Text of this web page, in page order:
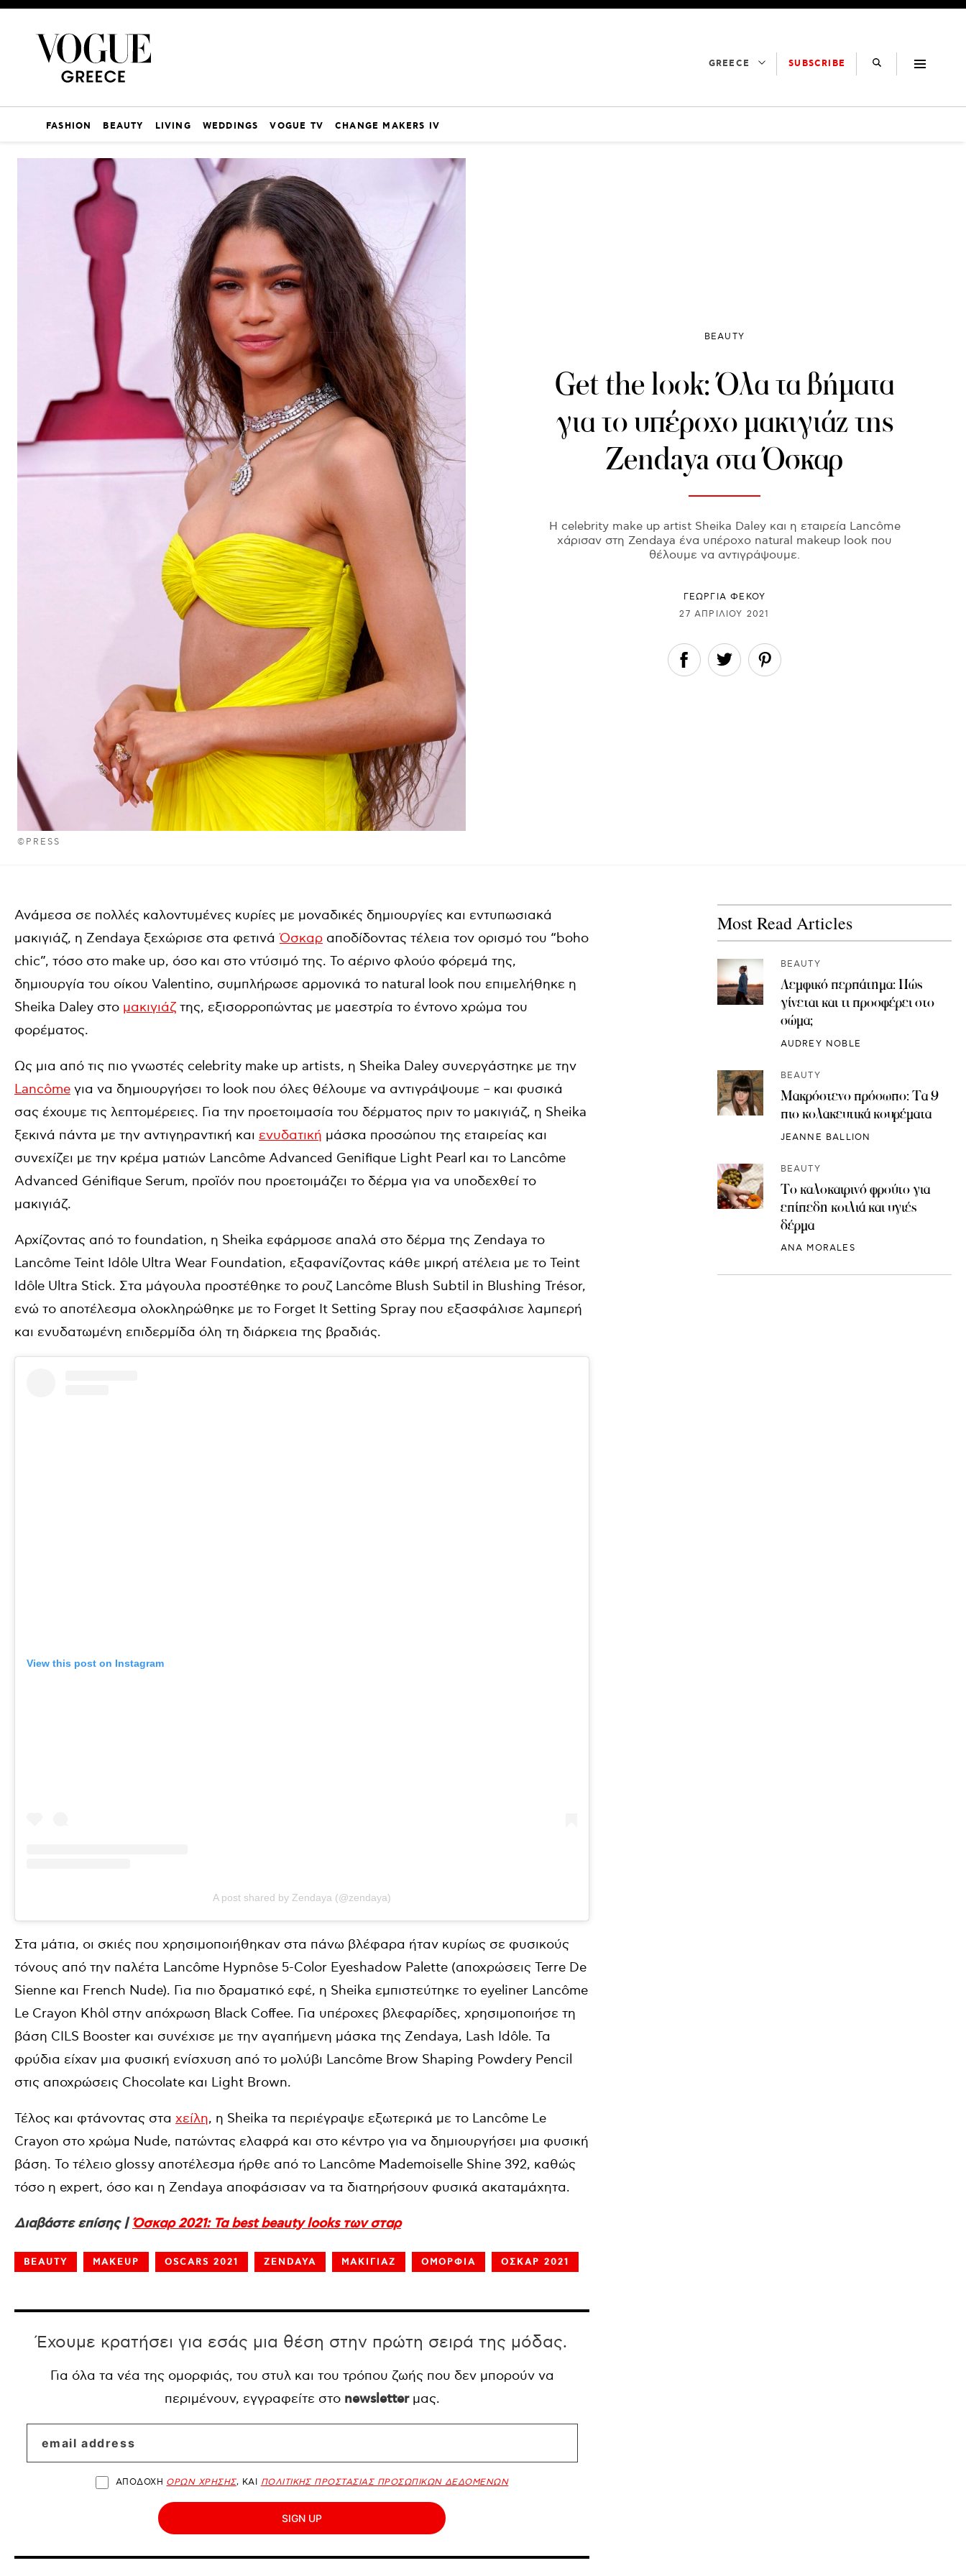
GREECE SUBSCRIBE
FASHION BEAUTY LIVING WEDDINGS VOGUE TV CHANGE MAKERS IV
©PRESS
BEAUTY
Get the look: Όλα τα βήματα
για το υπέροχο μακιγιάζ της
Zendaya στα Όσκαρ
H celebrity make up artist Sheika Daley και η εταιρεία Lancôme
χάρισαν στη Zendaya ένα υπέροχο natural makeup look που
θέλουμε να αντιγράψουμε.
ΓΕΩΡΓΙΑ ΦΕΚΟΥ
27 ΑΠΡΙΛΊΟΥ 2021
Ανάμεσα σε πολλές καλοντυμένες κυρίες με μοναδικές δημιουργίες και εντυπωσιακά
μακιγιάζ, η Zendaya ξεχώρισε στα φετινάΌσκαρ αποδίδοντας τέλεια τον ορισμό του “boho
chic”, τόσο στο make up, όσο και στο ντύσιμό της. Το αέρινο φλούο φόρεμά της,
δημιουργία του οίκου Valentino, συμπλήρωσε αρμονικά το natural look που επιμελήθηκε η
Sheika Daley στο μακιγιάζ της, εξισορροπώντας με μαεστρία το έντονο χρώμα του
φορέματος.
Ως μια από τις πιο γνωστές celebrity make up artists, η Sheika Daley συνεργάστηκε με την
Lancôme για να δημιουργήσει το look που όλες θέλουμε να αντιγράψουμε – και φυσικά
σας έχουμε τις λεπτομέρειες. Για την προετοιμασία του δέρματος πριν το μακιγιάζ, η Sheika
ξεκινά πάντα με την αντιγηραντική και ενυδατική μάσκα προσώπου της εταιρείας και
συνεχίζει με την κρέμα ματιών Lancôme Advanced Genifique Light Pearl και το Lancôme
Advanced Génifique Serum, προϊόν που προετοιμάζει το δέρμα για να υποδεχθεί το
μακιγιάζ.
Αρχίζοντας από το foundation, η Sheika εφάρμοσε απαλά στο δέρμα της Zendaya το
Lancôme Teint Idôle Ultra Wear Foundation, εξαφανίζοντας κάθε μικρή ατέλεια με το Teint
Idôle Ultra Stick. Στα μάγουλα προστέθηκε το ρουζ Lancôme Blush Subtil in Blushing Trésor,
ενώ το αποτέλεσμα ολοκληρώθηκε με το Forget It Setting Spray που εξασφάλισε λαμπερή
και ενυδατωμένη επιδερμίδα όλη τη διάρκεια της βραδιάς.
View this post on Instagram
A post shared by Zendaya (@zendaya)
Στα μάτια, οι σκιές που χρησιμοποιήθηκαν στα πάνω βλέφαρα ήταν κυρίως σε φυσικούς
τόνους από την παλέτα Lancôme Hypnôse 5-Color Eyeshadow Palette (αποχρώσεις Terre De
Sienne και French Nude). Για πιο δραματικό εφέ, η Sheika εμπιστεύτηκε το eyeliner Lancôme
Le Crayon Khôl στην απόχρωση Black Coffee. Για υπέροχες βλεφαρίδες, χρησιμοποιήσε τη
βάση CILS Booster και συνέχισε με την αγαπήμενη μάσκα της Zendaya, Lash Idôle. Τα
φρύδια είχαν μια φυσική ενίσχυση από το μολύβι Lancôme Brow Shaping Powdery Pencil
στις αποχρώσεις Chocolate και Light Brown.
Τέλος και φτάνοντας στα χείλη, η Sheika τα περιέγραψε εξωτερικά με το Lancôme Le
Crayon στο χρώμα Nude, πατώντας ελαφρά και στο κέντρο για να δημιουργήσει μια φυσική
βάση. Το τέλειο glossy αποτέλεσμα ήρθε από το Lancôme Mademoiselle Shine 392, καθώς
τόσο η expert, όσο και η Zendaya αποφάσισαν να τα διατηρήσουν φυσικά ακαταμάχητα.
Διαβάστε επίσης | Όσκαρ 2021: Τα best beauty looks των σταρ
BEAUTY MAKEUP OSCARS 2021 ZENDAYA ΜΑΚΙΓΙΑΖ ΟΜΟΡΦΙΑ ΟΣΚΑΡ 2021
Έχουμε κρατήσει για εσάς μια θέση στην πρώτη σειρά της μόδας.
Για όλα τα νέα της ομορφιάς, του στυλ και του τρόπου ζωής που δεν μπορούν να
περιμένουν, εγγραφείτε στο newsletterμας.
ΑΠΟΔΟΧΗ ΟΡΩΝ ΧΡΗΣΗΣ, ΚΑΙ ΠΟΛΙΤΙΚΗΣ ΠΡΟΣΤΑΣΙΑΣ ΠΡΟΣΩΠΙΚΩΝ ΔΕΔΟΜΕΝΩΝ
SIGN UP
Most Read Articles
BEAUTY
Λεμφικό περπάτημα: Πώς
γίνεται και τι προσφέρει στο
σώμα;
AUDREY NOBLE
BEAUTY
Μακρόστενο πρόσωπο: Τα 9
πιο κολακευτικά κουρέματα
JEANNE BALLION
BEAUTY
Το καλοκαιρινό φρούτο για
επίπεδη κοιλιά και υγιές
δέρμα
ANA MORALES